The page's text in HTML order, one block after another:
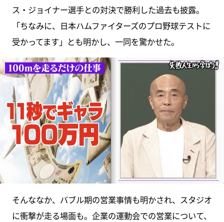
ス・ジョイナー選手との対決で勝利した過去も披露。
「ちなみに、日本ハムファイターズのプロ野球テストに
受かってます」とも明かし、一同を驚かせた。
そんななか、バブル期の営業事情も明かされ、スタジオ
に衝撃が走る場面も。企業の運動会での営業について、